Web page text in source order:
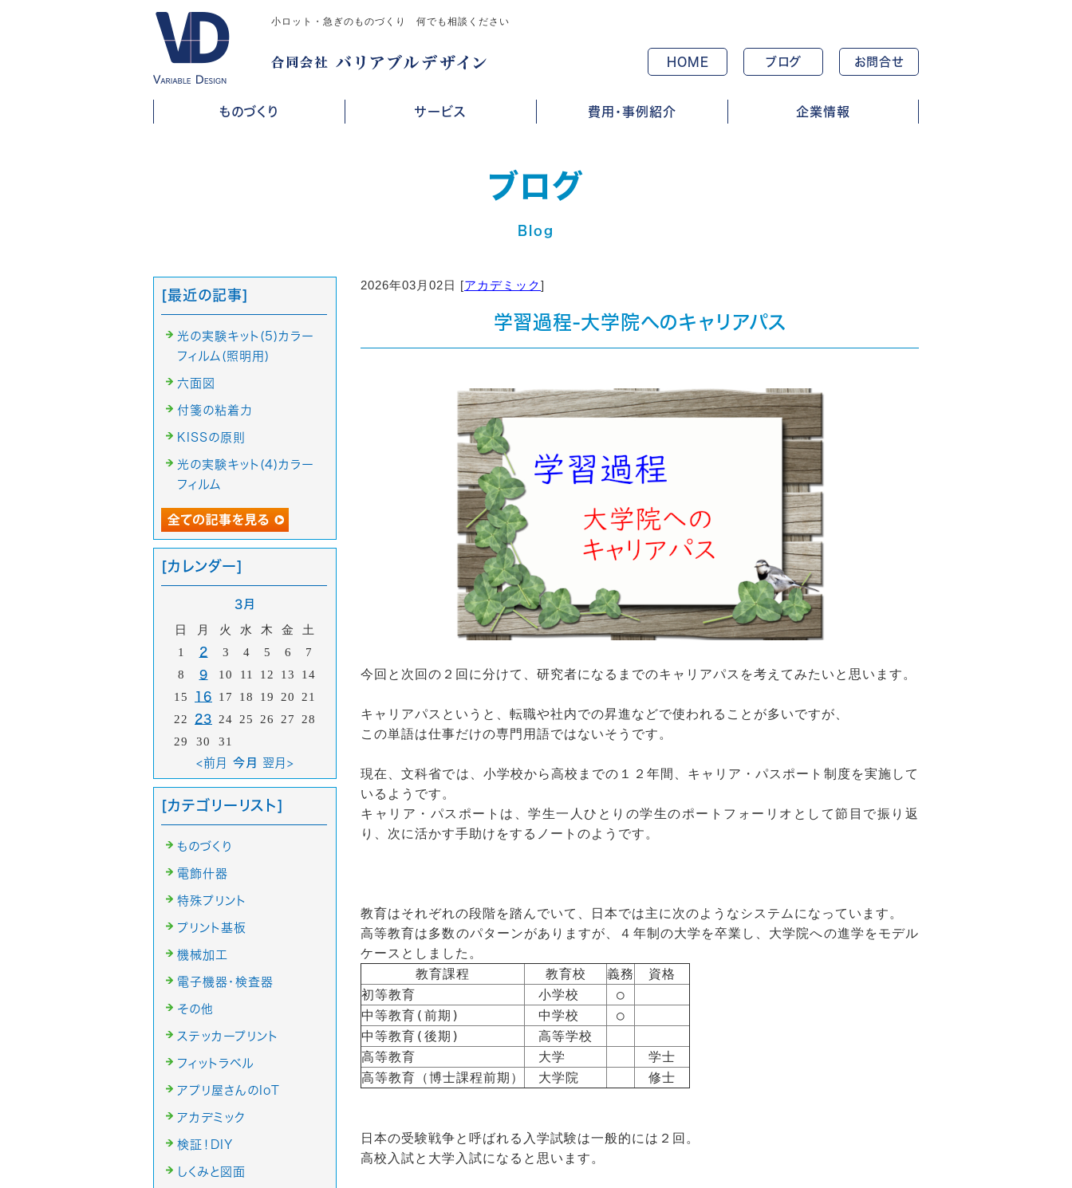
小ロット・急ぎのものづくり 何でも相談ください
HOME ブログ お問合せ
ものづくり サービス 費用・事例紹介 企業情報
ブログ
Blog
2026年03月02日 [アカデミック]
学習過程-大学院へのキャリアパス
今回と次回の２回に分けて、研究者になるまでのキャリアパスを考えてみたいと思います。
キャリアパスというと、転職や社内での昇進などで使われることが多いですが、
この単語は仕事だけの専門用語ではないそうです。
現在、文科省では、小学校から高校までの１２年間、キャリア・パスポート制度を実施して
いるようです。
キャリア・パスポートは、学生一人ひとりの学生のポートフォーリオとして節目で振り返
り、次に活かす手助けをするノートのようです。
教育はそれぞれの段階を踏んでいて、日本では主に次のようなシステムになっています。
高等教育は多数のパターンがありますが、４年制の大学を卒業し、大学院への進学をモデル
ケースとしました。
教育課程 教育校 義務
資格
初等教育
小学校
○
中等教育(前期)
中学校
○
中等教育(後期)
高等学校
高等教育
大学
学士
高等教育（博士課程前期）
大学院 修士
日本の受験戦争と呼ばれる入学試験は一般的には２回。
高校入試と大学入試になると思います。
[最近の記事]
光の実験キット(5)カラー
フィルム(照明用)
六面図
付箋の粘着力
KISSの原則
光の実験キット(4)カラー
フィルム
[カレンダー]
3月
日 月 火 水 木 金
土
1
2 3 4 5 6
7
8
9 10 11 12 13
14
15
16 17 18 19 20
21
22
23 24 25 26 27
28
29
30 31
<前月 今月 翌月>
[カテゴリーリスト]
ものづくり
電飾什器
特殊プリント
プリント基板
機械加工
電子機器・検査器
その他
ステッカープリント
フィットラベル
アプリ屋さんのIoT
アカデミック
検証！DIY
しくみと図面